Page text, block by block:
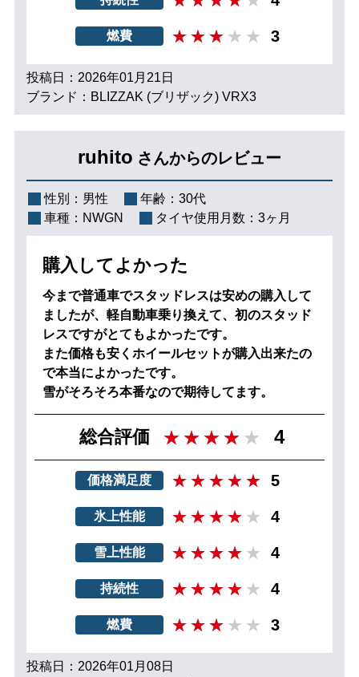
燃費 3
投稿日：2026年01月21日
ブランド：BLIZZAK (ブリザック) VRX3
ruhito さんからのレビュー
性別： 男性 年齢： 30代
車種： NWGN タイヤ使用月数： 3ヶ月
購入してよかった
今まで普通車でスタッドレスは安めの購入して
ましたが、軽自動車乗り換えて、初のスタッド
レスですがとてもよかったです。
また価格も安くホイールセットが購入出来たの
で本当によかったです。
雪がそろそろ本番なので期待してます。
総合評価 4
価格満足度 5
氷上性能 4
雪上性能 4
持続性 4
燃費 3
投稿日：2026年01月08日